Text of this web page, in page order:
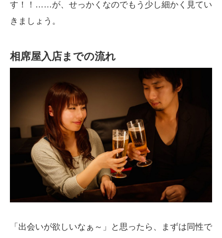
す！！……が、せっかくなのでもう少し細かく見てい
きましょう。
相席屋入店までの流れ
「出会いが欲しいなぁ～」と思ったら、まずは同性で